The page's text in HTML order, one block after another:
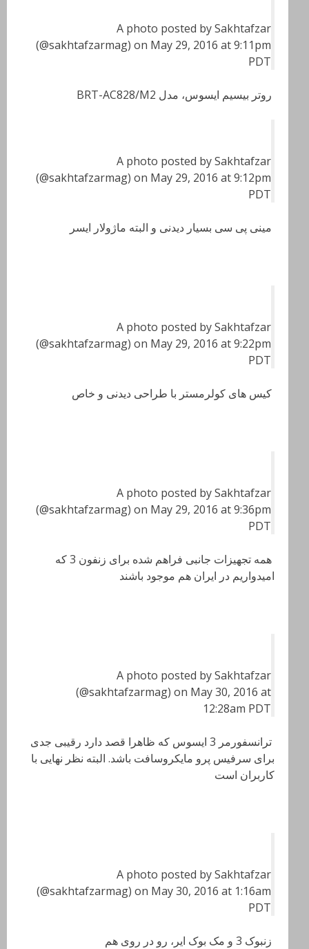
A photo posted by Sakhtafzar
(@sakhtafzarmag) on May 29, 2016 at 9:11pm
PDT
روتر بیسیم ایسوس، مدل BRT-AC828/M2
A photo posted by Sakhtafzar
(@sakhtafzarmag) on May 29, 2016 at 9:12pm
PDT
مینی پی سی بسیار دیدنی و البته ماژولار ایسر
A photo posted by Sakhtafzar
(@sakhtafzarmag) on May 29, 2016 at 9:22pm
PDT
کیس های کولرمستر با طراحی دیدنی و خاص
A photo posted by Sakhtafzar
(@sakhtafzarmag) on May 29, 2016 at 9:36pm
PDT
همه تجهیزات جانبی فراهم شده برای زنفون 3 که
امیدواریم در ایران هم موجود باشند
A photo posted by Sakhtafzar
(@sakhtafzarmag) on May 30, 2016 at
12:28am PDT
ترانسفورمر 3 ایسوس که ظاهرا قصد دارد رقیبی جدی
برای سرفیس پرو مایکروسافت باشد. البته نظر نهایی با
کاربران است
A photo posted by Sakhtafzar
(@sakhtafzarmag) on May 30, 2016 at 1:16am
PDT
زنبوک 3 و مک بوک ایر، رو در روی هم